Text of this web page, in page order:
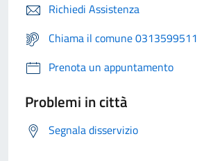
Richiedi Assistenza
Chiama il comune 0313599511
Prenota un appuntamento
Problemi in città
Segnala disservizio